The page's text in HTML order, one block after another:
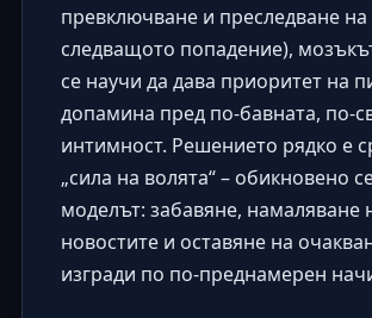
превключване и преследване на
следващото попадение),
се научи да дава приоритет на
допамина пред по-бавната, по-
интимност. Решението рядко е
„сила на волята“ – обикновено
моделът: забавяне, намаляване
новостите и оставяне на
изгради по по-преднамерен